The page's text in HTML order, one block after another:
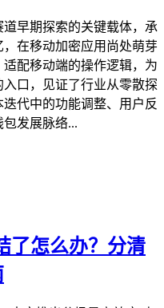
早期探索的关键载体，承
在移动加密应用尚处萌芽
配移动端的操作逻辑，为
口，见证了行业从零散探
代中的功能调整、用户反
发展脉络...
了怎么办？分清